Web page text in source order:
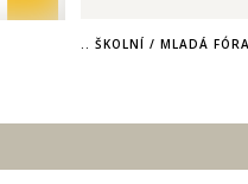
.. ŠKOLNÍ / MLADÁ FÓRA